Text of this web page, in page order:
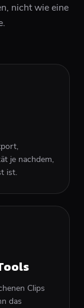
nicht wie eine
je nachdem,
ist.
Clips
das